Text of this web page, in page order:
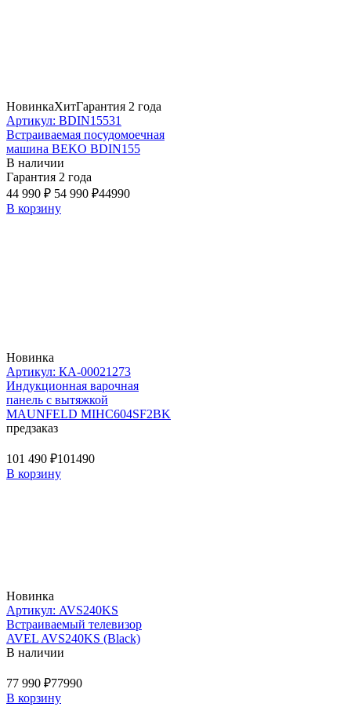
НовинкаХитГарантия 2 года
Артикул: BDIN15531
Встраиваемая посудомоечная
машина BEKO BDIN155
В наличии
Гарантия 2 года
44 990 ₽ 54 990 ₽44990
В корзину
Новинка
Артикул: КА-00021273
Индукционная варочная
панель с вытяжкой
MAUNFELD MIHC604SF2BK
предзаказ
101 490 ₽101490
В корзину
Новинка
Артикул: AVS240KS
Встраиваемый телевизор
AVEL AVS240KS (Black)
В наличии
77 990 ₽77990
В корзину